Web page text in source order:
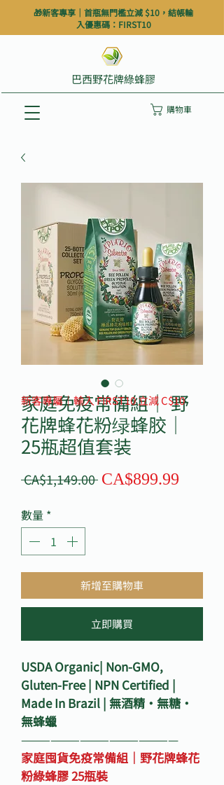
🎁新客專享｜首瓶無門檻立減 $10，結帳輸
入優惠碼：FIRST10
購物車
巴西野花牌綠蜂膠
家庭免疫常備組｜ 野
花牌蜂花粉绿蜂胶｜
25瓶超值套装
CA$1,149.00 一CA$899.99
數量 *
新增至購物車
立即購買
USDA Organic| Non-GMO,
Gluten-Free | NPN Certified |
Made In Brazil | 無酒精・無糖・
無蜂蠟
————————————————
家庭囤貨免疫常備組｜野花牌蜂花
粉綠蜂膠 25瓶裝
新客專屬｜輸入 FIRST10 立減 C$10